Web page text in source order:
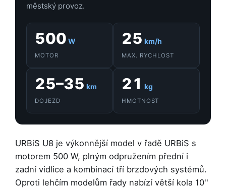
městský provoz.
500 W
MOTOR
25 km/h
MAX. RYCHLOST
25–35 km
DOJEZD
21 kg
HMOTNOST
URBiS U8 je výkonnější model v řadě URBiS s
motorem 500 W, plným odpružením přední i
zadní vidlice a kombinací tří brzdových systémů.
Oproti lehčím modelům řady nabízí větší kola 10''